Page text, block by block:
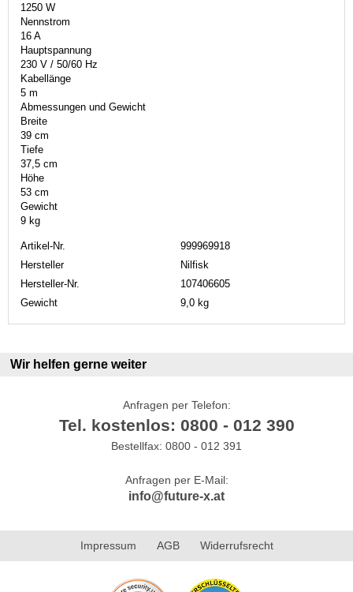
1250 W
Nennstrom
16 A
Hauptspannung
230 V / 50/60 Hz
Kabellänge
5 m
Abmessungen und Gewicht
Breite
39 cm
Tiefe
37,5 cm
Höhe
53 cm
Gewicht
9 kg
Artikel-Nr.
999969918
Hersteller
Nilfisk
Hersteller-Nr.
107406605
Gewicht
9,0 kg
Wir helfen gerne weiter
Anfragen per Telefon:
Tel. kostenlos: 0800 - 012 390
Bestellfax: 0800 - 012 391
Anfragen per E-Mail:
info@future-x.at
Impressum AGB Widerrufsrecht